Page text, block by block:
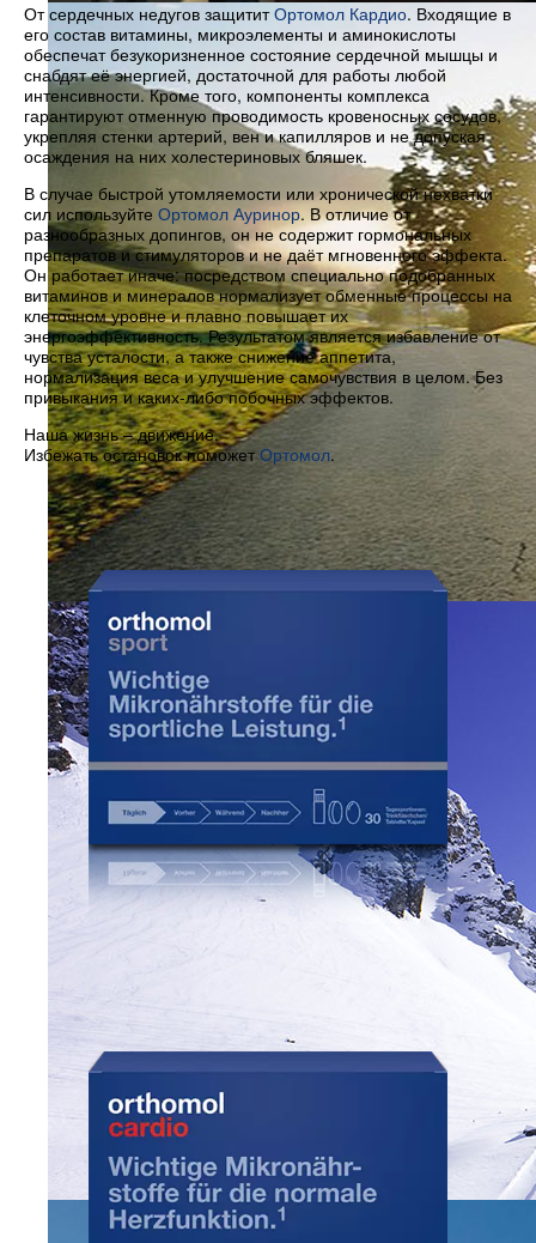
От сердечных недугов защититОртомол Кардио. Входящие в
его состав витамины, микроэлементы и аминокислоты
обеспечат безукоризненное состояние сердечной мышцы и
снабдят её энергией, достаточной для работы любой
интенсивности. Кроме того, компоненты комплекса
гарантируют отменную проводимость кровеносных сосудов,
укрепляя стенки артерий, вен и капилляров и не допуская
осаждения на них холестериновых бляшек.
В случае быстрой утомляемости или хронической нехватки
сил используйте Ортомол Ауринор. В отличие от
разнообразных допингов, он не содержит гормональных
препаратов и стимуляторов и не даёт мгновенного эффекта.
Он работает иначе: посредством специально подобранных
витаминов и минералов нормализует обменные процессы на
клеточном уровне и плавно повышает их
энергоэффективность. Результатом является избавление от
чувства усталости, а также снижение аппетита,
нормализация веса и улучшение самочувствия в целом. Без
привыкания и каких-либо побочных эффектов.
Наша жизнь – движение.
Избежать остановок поможет Ортомол.